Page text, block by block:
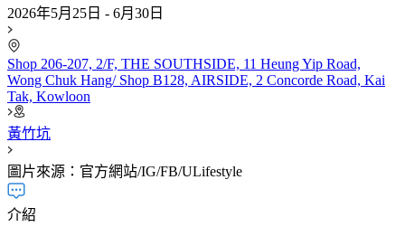
2026年5月25日 - 6月30日
Shop 206-207, 2/F, THE SOUTHSIDE, 11 Heung Yip Road,
Wong Chuk Hang/ Shop B128, AIRSIDE, 2 Concorde Road, Kai
Tak, Kowloon
黃竹坑
圖片來源：官方網站/IG/FB/ULifestyle
介紹